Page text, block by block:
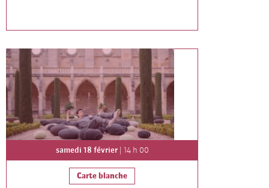
samedi 18 février| 14 h 00
Carte blanche